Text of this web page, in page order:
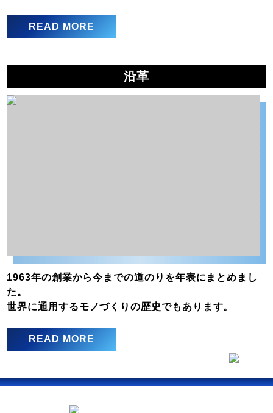
READ MORE
沿革
1963年の創業から今までの道のりを年表にまとめまし
た。
世界に通用するモノづくりの歴史でもあります。
READ MORE